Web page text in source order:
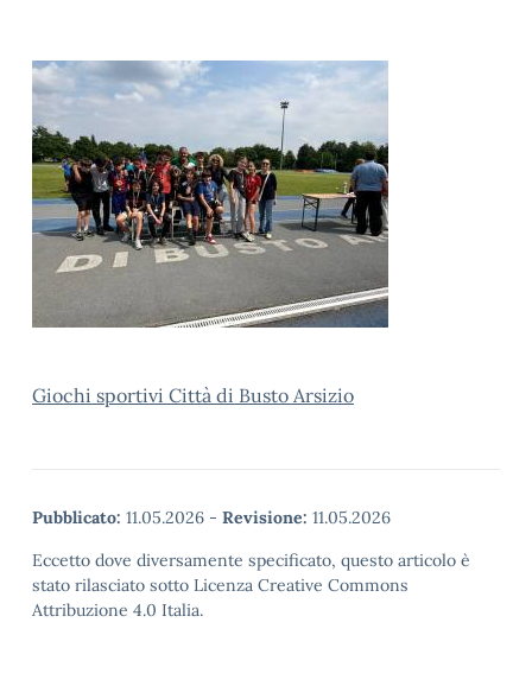
Giochi sportivi Città di Busto Arsizio
Pubblicato: 11.05.2026 - Revisione: 11.05.2026
Eccetto dove diversamente specificato, questo articolo è
stato rilasciato sotto Licenza Creative Commons
Attribuzione 4.0 Italia.